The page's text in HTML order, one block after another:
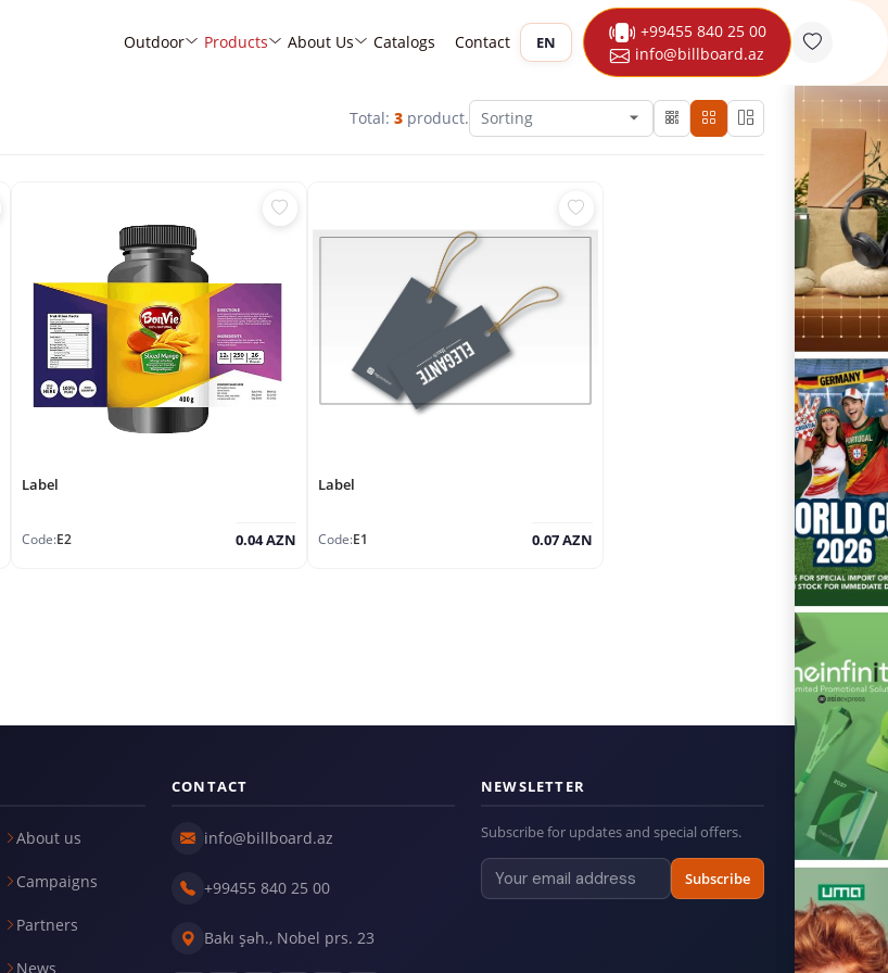
Outdoor Products About Us Catalogs Contact EN
+99455 840 25 00
info@billboard.az
Total: 3 product.
Label
Code:E2 0.04 AZN
Label
Code:E1 0.07 AZN
About us
Campaigns
Partners
News
CONTACT
info@billboard.az
+99455 840 25 00
Bakı şəh., Nobel prs. 23
NEWSLETTER
Subscribe for updates and special offers.
Subscribe